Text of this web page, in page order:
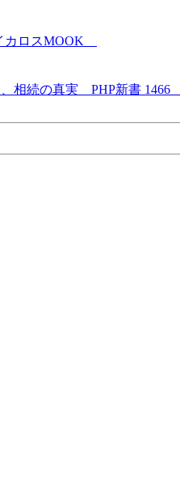
カロスMOOK
相続の真実 PHP新書 1466